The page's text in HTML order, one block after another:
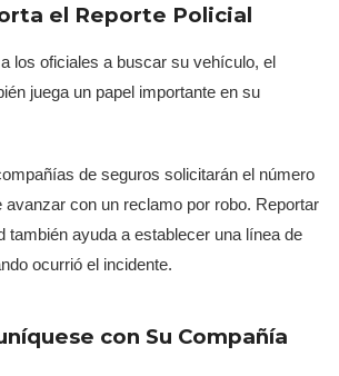
el Reporte Policial
los oficiales a buscar su vehículo, el
juega un papel importante en su
de seguros solicitarán el número
avanzar con un reclamo por robo. Reportar
también ayuda a establecer una línea de
ocurrió el incidente.
con Su Compañía